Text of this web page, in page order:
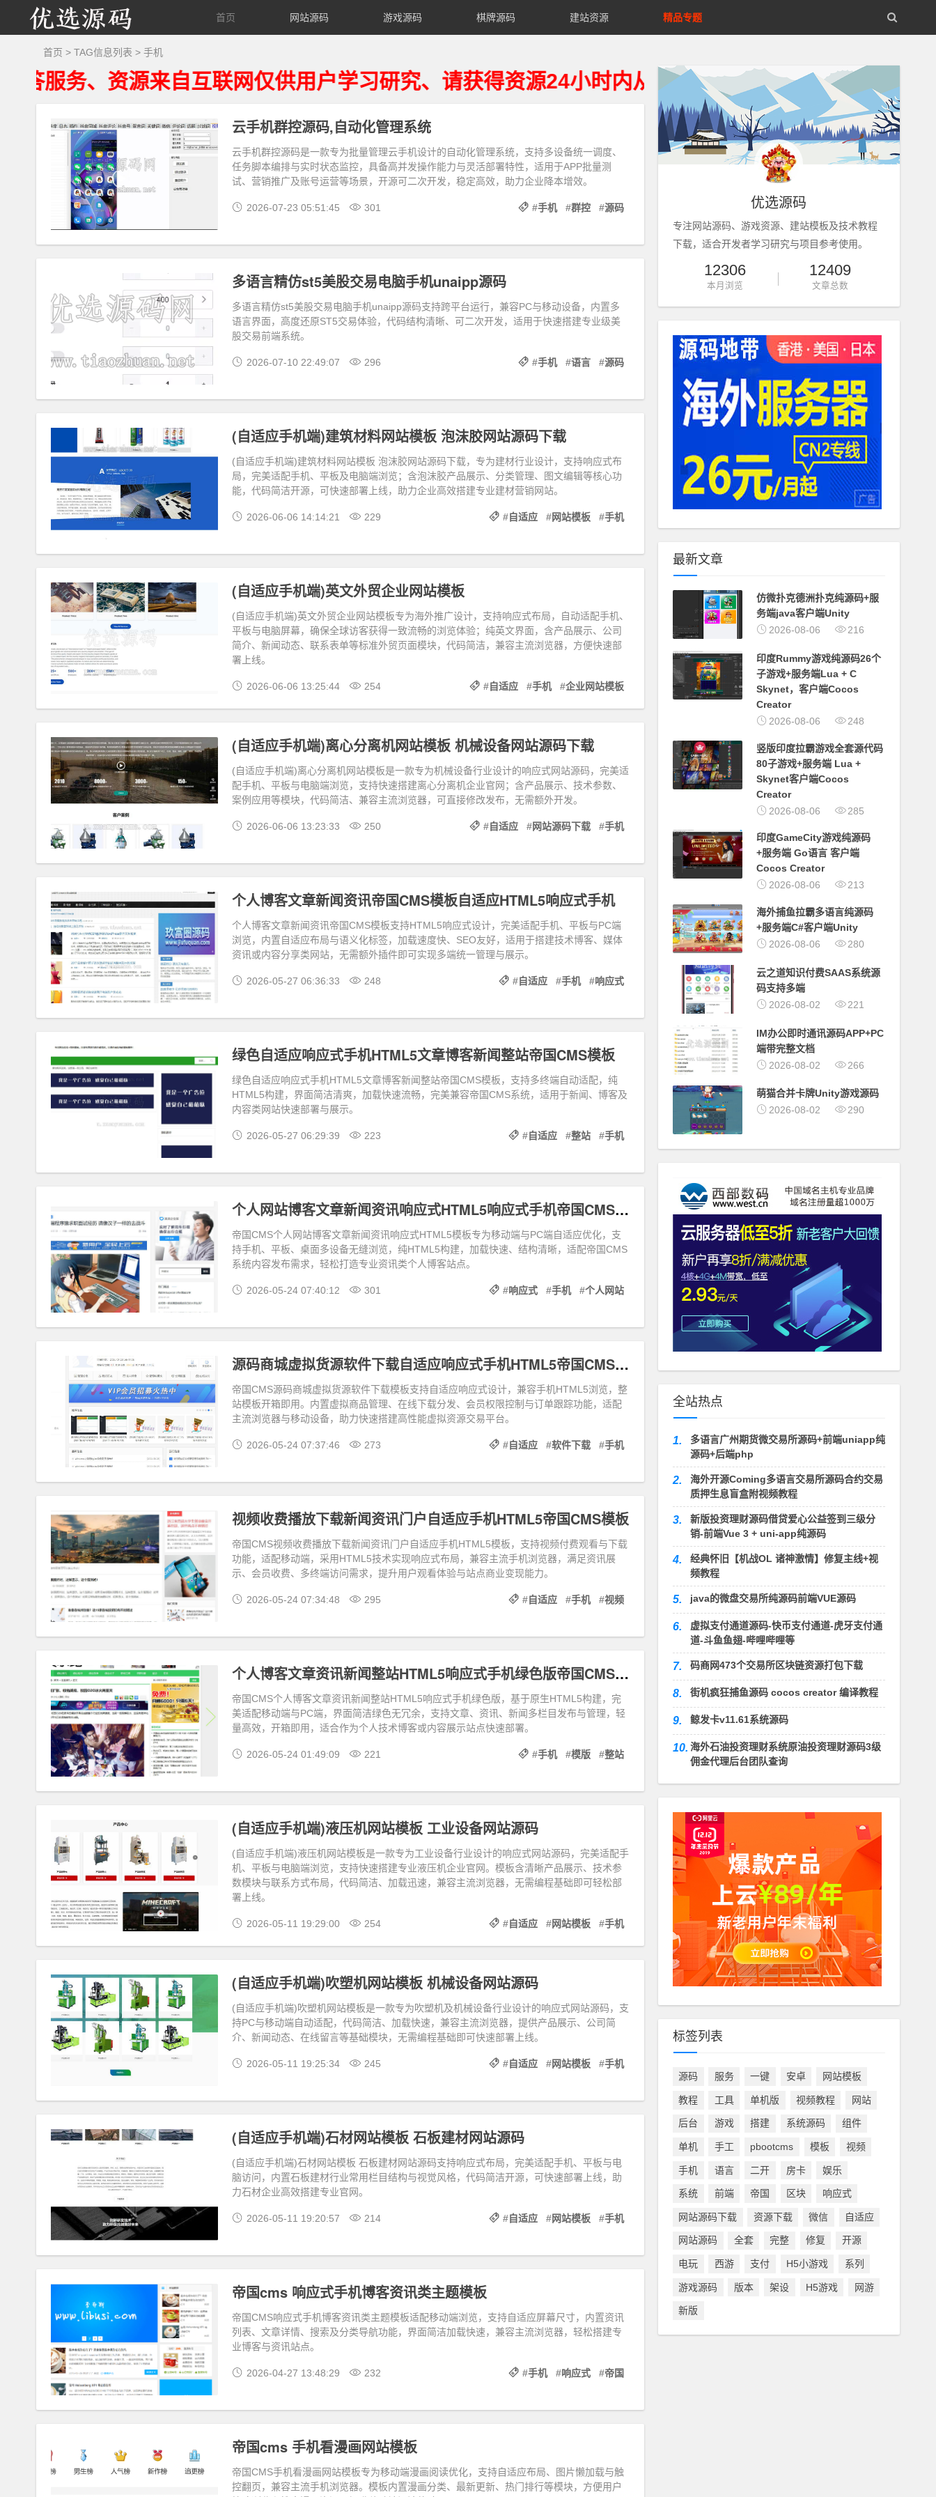
优
源
首页 网站源码 游戏源码 棋牌源码 建站资源 精品专题
首页 > TAG信息列表 > 手机
、资源来自互联网仅供用户学习研究、请获得资源24小时内从您的存储设备删除、不得违法运营。
云手机群控源码,自动化管理系统
云手机群控源码是一款专为批量管理云手机设计的自动化管理系统，支持多设备统一调度、
任务脚本编排与实时状态监控，具备高并发操作能力与灵活部署特性，适用于APP批量测
试、营销推广及账号运营等场景，开源可二次开发，稳定高效，助力企业降本增效。
2026-07-23 05:51:45 301 #手机 #群控 #源码
多语言精仿st5美股交易电脑手机unaipp源码
多语言精仿st5美股交易电脑手机unaipp源码支持跨平台运行，兼容PC与移动设备，内置多
语言界面，高度还原ST5交易体验，代码结构清晰、可二次开发，适用于快速搭建专业级美
股交易前端系统。
2026-07-10 22:49:07 296 #手机 #语言 #源码
(自适应手机端)建筑材料网站模板 泡沫胶网站源码下载
(自适应手机端)建筑材料网站模板 泡沫胶网站源码下载，专为建材行业设计，支持响应式布
局，完美适配手机、平板及电脑端浏览；含泡沫胶产品展示、分类管理、图文编辑等核心功
能，代码简洁开源，可快速部署上线，助力企业高效搭建专业建材营销网站。
2026-06-06 14:14:21 229 #自适应 #网站模板 #手机
(自适应手机端)英文外贸企业网站模板
(自适应手机端)英文外贸企业网站模板专为海外推广设计，支持响应式布局，自动适配手机、
平板与电脑屏幕，确保全球访客获得一致流畅的浏览体验；纯英文界面，含产品展示、公司
简介、新闻动态、联系表单等标准外贸页面模块，代码简洁，兼容主流浏览器，方便快速部
署上线。
2026-06-06 13:25:44 254 #自适应 #手机 #企业网站模板
(自适应手机端)离心分离机网站模板 机械设备网站源码下载
(自适应手机端)离心分离机网站模板是一款专为机械设备行业设计的响应式网站源码，完美适
配手机、平板与电脑端浏览，支持快速搭建离心分离机企业官网；含产品展示、技术参数、
案例应用等模块，代码简洁、兼容主流浏览器，可直接修改发布，无需额外开发。
2026-06-06 13:23:33 250 #自适应 #网站源码下载 #手机
个人博客文章新闻资讯帝国CMS模板自适应HTML5响应式手机
个人博客文章新闻资讯帝国CMS模板支持HTML5响应式设计，完美适配手机、平板与PC端
浏览，内置自适应布局与语义化标签，加载速度快、SEO友好，适用于搭建技术博客、媒体
资讯或内容分享类网站，无需额外插件即可实现多端统一管理与展示。
2026-05-27 06:36:33 248 #自适应 #手机 #响应式
绿色自适应响应式手机HTML5文章博客新闻整站帝国CMS模板
绿色自适应响应式手机HTML5文章博客新闻整站帝国CMS模板，支持多终端自动适配，纯
HTML5构建，界面简洁清爽，加载快速流畅，完美兼容帝国CMS系统，适用于新闻、博客及
内容类网站快速部署与展示。
2026-05-27 06:29:39 223 #自适应 #整站 #手机
个人网站博客文章新闻资讯响应式HTML5响应式手机帝国CMS模板
帝国CMS个人网站博客文章新闻资讯响应式HTML5模板专为移动端与PC端自适应优化，支
持手机、平板、桌面多设备无缝浏览，纯HTML5构建，加载快速、结构清晰，适配帝国CMS
系统内容发布需求，轻松打造专业资讯类个人博客站点。
2026-05-24 07:40:12 301 #响应式 #手机 #个人网站
源码商城虚拟货源软件下载自适应响应式手机HTML5帝国CMS整站模板
帝国CMS源码商城虚拟货源软件下载模板支持自适应响应式设计，兼容手机HTML5浏览，整
站模板开箱即用。内置虚拟商品管理、在线下载分发、会员权限控制与订单跟踪功能，适配
主流浏览器与移动设备，助力快速搭建高性能虚拟资源交易平台。
2026-05-24 07:37:46 273 #自适应 #软件下载 #手机
视频收费播放下载新闻资讯门户自适应手机HTML5帝国CMS模板
帝国CMS视频收费播放下载新闻资讯门户自适应手机HTML5模板，支持视频付费观看与下载
功能，适配移动端，采用HTML5技术实现响应式布局，兼容主流手机浏览器，满足资讯展
示、会员收费、多终端访问需求，提升用户观看体验与站点商业变现能力。
2026-05-24 07:34:48 295 #自适应 #手机 #视频
个人博客文章资讯新闻整站HTML5响应式手机绿色版帝国CMS模版
帝国CMS个人博客文章资讯新闻整站HTML5响应式手机绿色版，基于原生HTML5构建，完
美适配移动端与PC端，界面简洁绿色无冗余，支持文章、资讯、新闻多栏目发布与管理，轻
量高效，开箱即用，适合作为个人技术博客或内容展示站点快速部署。
2026-05-24 01:49:09 221 #手机 #模版 #整站
(自适应手机端)液压机网站模板 工业设备网站源码
(自适应手机端)液压机网站模板是一款专为工业设备行业设计的响应式网站源码，完美适配手
机、平板与电脑端浏览，支持快速搭建专业液压机企业官网。模板含清晰产品展示、技术参
数模块与联系方式布局，代码简洁、加载迅速，兼容主流浏览器，无需编程基础即可轻松部
署上线。
2026-05-11 19:29:00 254 #自适应 #网站模板 #手机
(自适应手机端)吹塑机网站模板 机械设备网站源码
(自适应手机端)吹塑机网站模板是一款专为吹塑机及机械设备行业设计的响应式网站源码，支
持PC与移动端自动适配，代码简洁、加载快速，兼容主流浏览器，提供产品展示、公司简
介、新闻动态、在线留言等基础模块，无需编程基础即可快速部署上线。
2026-05-11 19:25:34 245 #自适应 #网站模板 #手机
(自适应手机端)石材网站模板 石板建材网站源码
(自适应手机端)石材网站模板 石板建材网站源码支持响应式布局，完美适配手机、平板与电
脑访问，内置石板建材行业常用栏目结构与视觉风格，代码简洁开源，可快速部署上线，助
力石材企业高效搭建专业官网。
2026-05-11 19:20:57 214 #自适应 #网站模板 #手机
帝国cms 响应式手机博客资讯类主题模板
帝国CMS响应式手机博客资讯类主题模板适配移动端浏览，支持自适应屏幕尺寸，内置资讯
列表、文章详情、搜索及分类导航功能，界面简洁加载快速，兼容主流浏览器，轻松搭建专
业博客与资讯站点。
2026-04-27 13:48:29 232 #手机 #响应式 #帝国
帝国cms 手机看漫画网站模板
帝国CMS手机看漫画网站模板专为移动端漫画阅读优化，支持自适应布局、图片懒加载与触
控翻页，兼容主流手机浏览器。模板内置漫画分类、最新更新、热门排行等模块，方便用户
优选源码
专注网站源码、游戏资源、建站模板及技术教程
下载，适合开发者学习研究与项目参考使用。
12306
本月浏览
12409
文章总数
最新文章
仿微扑克德洲扑克纯源码+服
务端java客户端Unity
2026-08-06
216
印度Rummy游戏纯源码26个
子游戏+服务端Lua + C
Skynet，客户端Cocos
Creator
2026-08-06
248
竖版印度拉霸游戏全套源代码
80子游戏+服务端 Lua +
Skynet客户端Cocos
Creator
2026-08-06
285
印度GameCity游戏纯源码
+服务端 Go语言 客户端
Cocos Creator
2026-08-06
213
海外捕鱼拉霸多语言纯源码
+服务端C#客户端Unity
2026-08-06
280
云之道知识付费SAAS系统源
码支持多端
2026-08-02
221
IM办公即时通讯源码APP+PC
端带完整文档
2026-08-02
266
萌猫合并卡牌Unity游戏源码
2026-08-02
290
全站热点
1.
多语言广州期货微交易所源码+前端uniapp纯
源码+后端php
2.
海外开源Coming多语言交易所源码合约交易
质押生息盲盒附视频教程
3.
新版投资理财源码借贷爱心公益签到三级分
销-前端Vue 3 + uni-app纯源码
4.
经典怀旧【机战OL 诸神激情】修复主线+视
频教程
5. java的微盘交易所纯源码前端VUE源码
6.
虚拟支付通道源码-快币支付通道-虎牙支付通
道-斗鱼鱼翅-哔哩哔哩等
7. 码商网473个交易所区块链资源打包下载
8. 街机疯狂捕鱼源码 cocos creator 编译教程
9. 鲸发卡v11.61系统源码
10. 海外石油投资理财系统原油投资理财源码3级
佣金代理后台团队查询
标签列表
源码 服务 一键 安卓 网站模板
教程 工具 单机版 视频教程 网站
后台 游戏 搭建 系统源码 组件
单机 手工 pbootcms 模板 视频
手机 语言 二开 房卡 娱乐
系统 前端 帝国 区块 响应式
网站源码下载 资源下载 微信 自适应
网站源码 全套 完整 修复 开源
电玩 西游 支付 H5小游戏 系列
游戏源码 版本 架设 H5游戏 网游
新版